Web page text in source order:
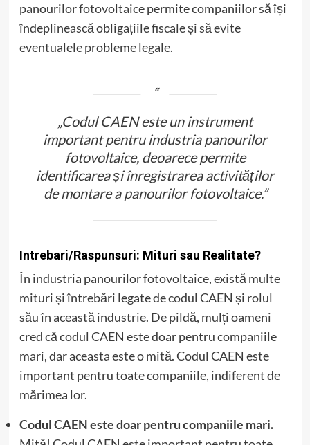
panourilor fotovoltaice permite companiilor să își
îndeplinească obligațiile fiscale și să evite
eventualele probleme legale.
„Codul CAEN este un instrument
important pentru industria panourilor
fotovoltaice, deoarece permite
identificarea și înregistrarea activităților
de montare a panourilor fotovoltaice.”
Intrebari/Raspunsuri: Mituri sau Realitate?
În industria panourilor fotovoltaice, există multe
mituri și întrebări legate de codul CAEN și rolul
său în această industrie. De pildă, mulți oameni
cred că codul CAEN este doar pentru companiile
mari, dar aceasta este o mită. Codul CAEN este
important pentru toate companiile, indiferent de
mărimea lor.
Codul CAEN este doar pentru companiile mari.